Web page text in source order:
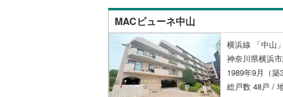
MACビューネ中山
横浜線 「中山
神奈川県横浜
1989年9月（築
総戸数 48戸 /
即入居可能
オンライン対応